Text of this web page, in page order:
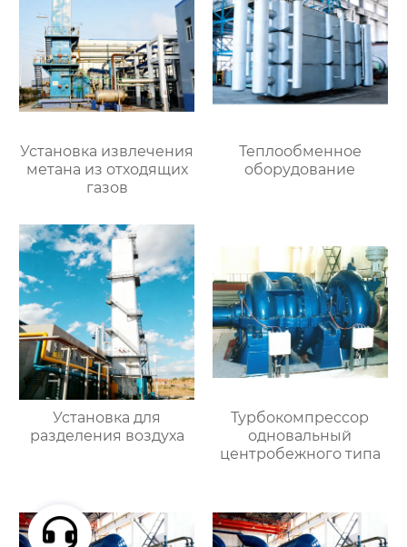
Установка извлечения
метана из отходящих
газов
Теплообменное
оборудование
Установка для
разделения воздуха
Турбокомпрессор
одновальный
центробежного типа